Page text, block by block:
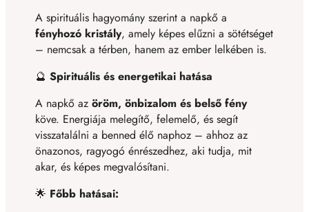
A spirituális hagyomány szerint a napkő a
fényhozó kristály, amely képes elűzni a sötétséget
– nemcsak a térben, hanem az ember lelkében is.
🔮Spirituális és energetikai hatása
A napkő azöröm, önbizalom és belső fény
köve. Energiája melegítő, felemelő, és segít
visszatalálni a benned élő naphoz – ahhoz az
önazonos, ragyogó énrészedhez, aki tudja, mit
akar, és képes megvalósítani.
🌟 Főbb hatásai: